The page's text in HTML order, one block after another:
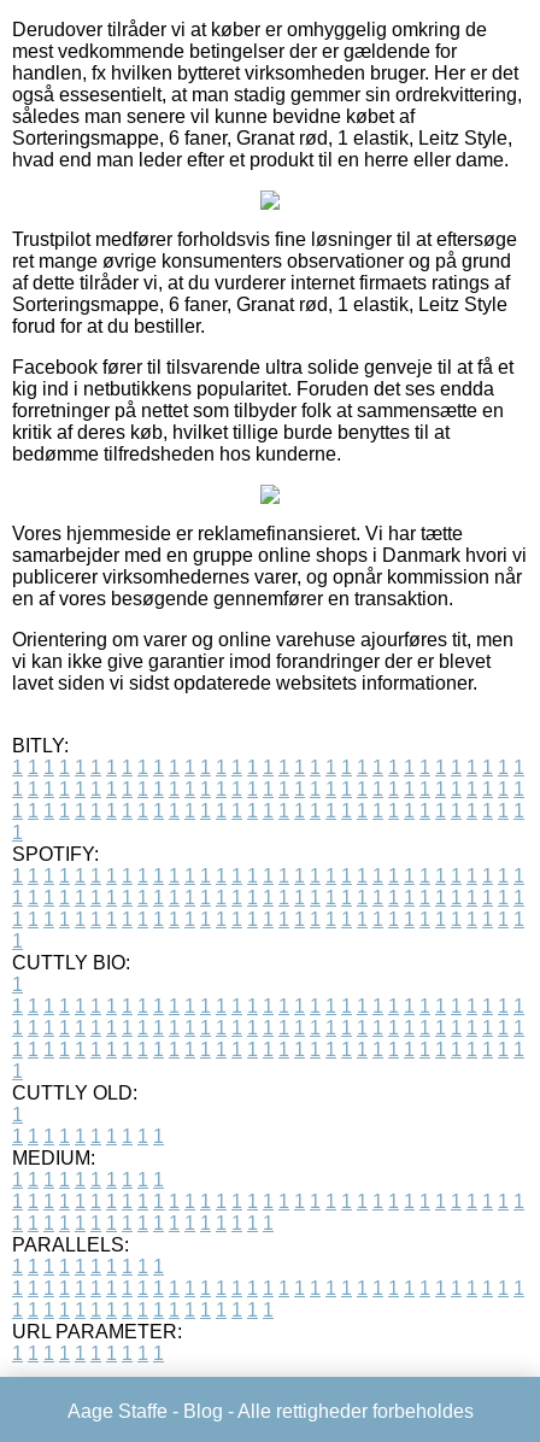
Derudover tilråder vi at køber er omhyggelig omkring de
mest vedkommende betingelser der er gældende for
handlen, fx hvilken bytteret virksomheden bruger. Her er det
også essesentielt, at man stadig gemmer sin ordrekvittering,
således man senere vil kunne bevidne købet af
Sorteringsmappe, 6 faner, Granat rød, 1 elastik, Leitz Style,
hvad end man leder efter et produkt til en herre eller dame.
Trustpilot medfører forholdsvis fine løsninger til at eftersøge
ret mange øvrige konsumenters observationer og på grund
af dette tilråder vi, at du vurderer internet firmaets ratings af
Sorteringsmappe, 6 faner, Granat rød, 1 elastik, Leitz Style
forud for at du bestiller.
Facebook fører til tilsvarende ultra solide genveje til at få et
kig ind i netbutikkens popularitet. Foruden det ses endda
forretninger på nettet som tilbyder folk at sammensætte en
kritik af deres køb, hvilket tillige burde benyttes til at
bedømme tilfredsheden hos kunderne.
Vores hjemmeside er reklamefinansieret. Vi har tætte
samarbejder med en gruppe online shops i Danmark hvori vi
publicerer virksomhedernes varer, og opnår kommission når
en af vores besøgende gennemfører en transaktion.
Orientering om varer og online varehuse ajourføres tit, men
vi kan ikke give garantier imod forandringer der er blevet
lavet siden vi sidst opdaterede websitets informationer.
BITLY:
1 1 1 1 1 1 1 1 1 1 1 1 1 1 1 1 1 1 1 1 1 1 1 1 1 1 1 1 1 1 1 1 1
1 1 1 1 1 1 1 1 1 1 1 1 1 1 1 1 1 1 1 1 1 1 1 1 1 1 1 1 1 1 1 1 1
1 1 1 1 1 1 1 1 1 1 1 1 1 1 1 1 1 1 1 1 1 1 1 1 1 1 1 1 1 1 1 1 1
1
SPOTIFY:
1 1 1 1 1 1 1 1 1 1 1 1 1 1 1 1 1 1 1 1 1 1 1 1 1 1 1 1 1 1 1 1 1
1 1 1 1 1 1 1 1 1 1 1 1 1 1 1 1 1 1 1 1 1 1 1 1 1 1 1 1 1 1 1 1 1
1 1 1 1 1 1 1 1 1 1 1 1 1 1 1 1 1 1 1 1 1 1 1 1 1 1 1 1 1 1 1 1 1
1
CUTTLY BIO:
1
1 1 1 1 1 1 1 1 1 1 1 1 1 1 1 1 1 1 1 1 1 1 1 1 1 1 1 1 1 1 1 1 1
1 1 1 1 1 1 1 1 1 1 1 1 1 1 1 1 1 1 1 1 1 1 1 1 1 1 1 1 1 1 1 1 1
1 1 1 1 1 1 1 1 1 1 1 1 1 1 1 1 1 1 1 1 1 1 1 1 1 1 1 1 1 1 1 1 1
1
CUTTLY OLD:
1
1 1 1 1 1 1 1 1 1 1
MEDIUM:
1 1 1 1 1 1 1 1 1 1
1 1 1 1 1 1 1 1 1 1 1 1 1 1 1 1 1 1 1 1 1 1 1 1 1 1 1 1 1 1 1 1 1
1 1 1 1 1 1 1 1 1 1 1 1 1 1 1 1 1
PARALLELS:
1 1 1 1 1 1 1 1 1 1
1 1 1 1 1 1 1 1 1 1 1 1 1 1 1 1 1 1 1 1 1 1 1 1 1 1 1 1 1 1 1 1 1
1 1 1 1 1 1 1 1 1 1 1 1 1 1 1 1 1
URL PARAMETER:
1 1 1 1 1 1 1 1 1 1
Aage Staffe - Blog - Alle rettigheder forbeholdes